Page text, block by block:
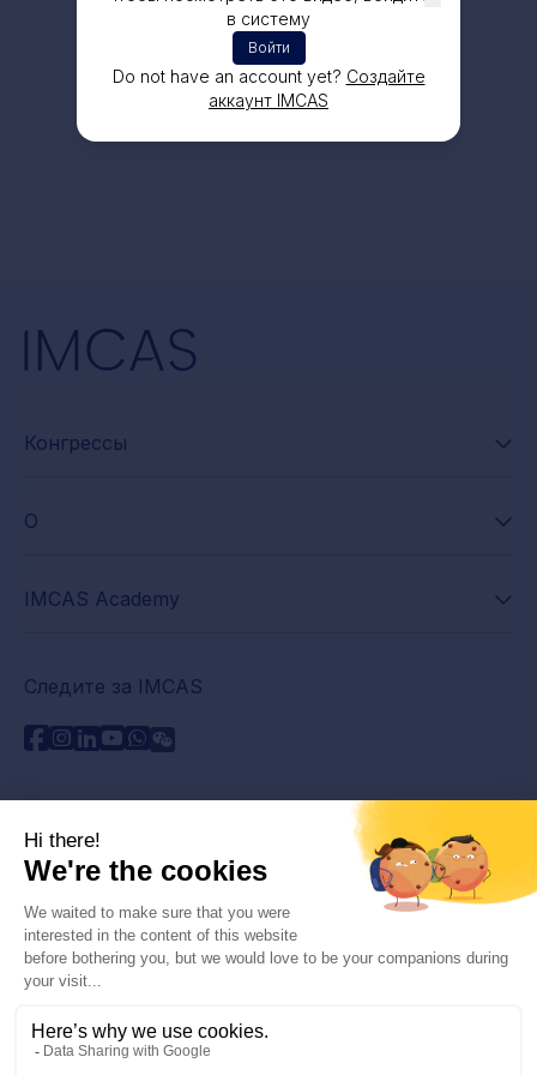
в систему
Войти
Do not have an account yet? Создайте
аккаунт IMCAS
Конгрессы
О
IMCAS Academy
Следите за IMCAS
Связаться с нами
Часто задаваемые вопросы
Политика конфиденциальности